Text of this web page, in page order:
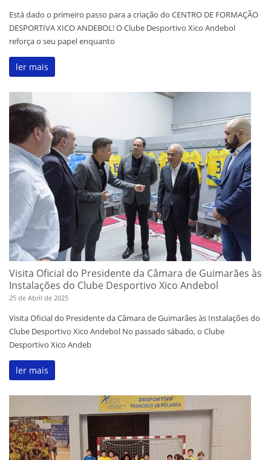
Está dado o primeiro passo para a criação do CENTRO DE FORMAÇÃO
DESPORTIVA XICO ANDEBOL! O Clube Desportivo Xico Andebol
reforça o seu papel enquanto
ler mais
Visita Oficial do Presidente da Câmara de Guimarães às
Instalações do Clube Desportivo Xico Andebol
25 de Abril de 2025
Visita Oficial do Presidente da Câmara de Guimarães às Instalações do
Clube Desportivo Xico Andebol No passado sábado, o Clube
Desportivo Xico Andeb
ler mais